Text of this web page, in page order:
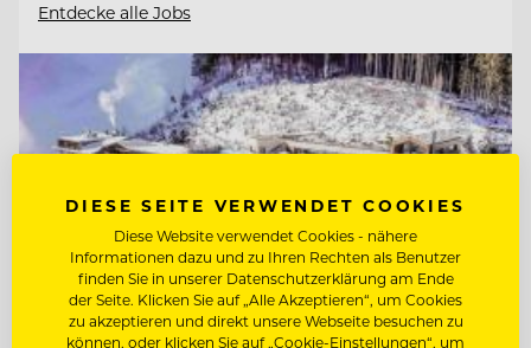
Entdecke alle Jobs
DIESE SEITE VERWENDET COOKIES
Diese Website verwendet Cookies - nähere
Informationen dazu und zu Ihren Rechten als Benutzer
finden Sie in unserer Datenschutzerklärung am Ende
der Seite. Klicken Sie auf „Alle Akzeptieren“, um Cookies
zu akzeptieren und direkt unsere Webseite besuchen zu
können, oder klicken Sie auf „Cookie-Einstellungen“, um